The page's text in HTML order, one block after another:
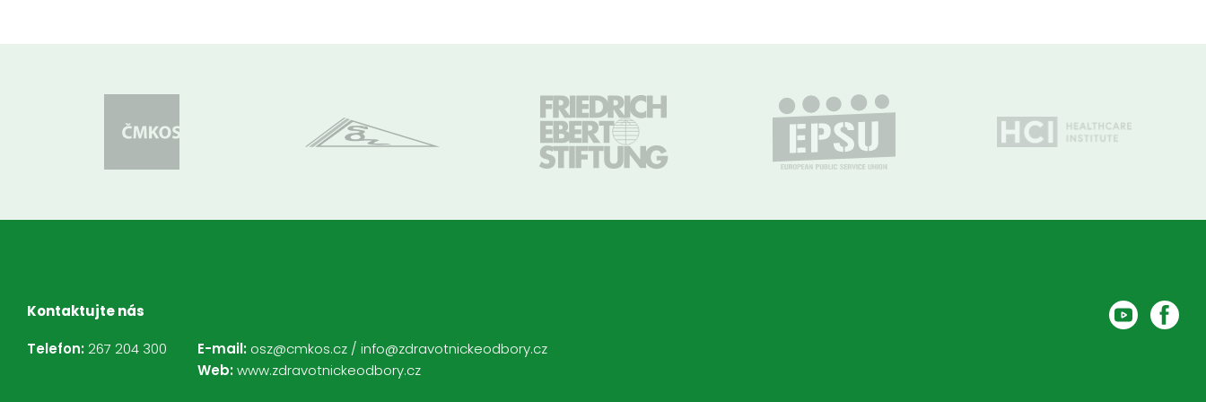
Kontaktujte nás
Telefon: 267 204 300 E-mail: osz@cmkos.cz / info@zdravotnickeodbory.cz
Web:www.zdravotnickeodbory.cz